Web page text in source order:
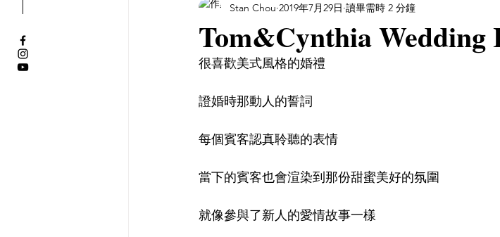
寶寶抓周記錄
Tom&Cynthia Wedding
Stan Chou 2019年7月29日 讀畢需時 2 分鐘
很喜歡美式風格的婚禮
證婚時那動人的誓詞
每個賓客認真聆聽的表情
當下的賓客也會渲染到那份甜蜜美好的氛圍
就像參與了新人的愛情故事一樣